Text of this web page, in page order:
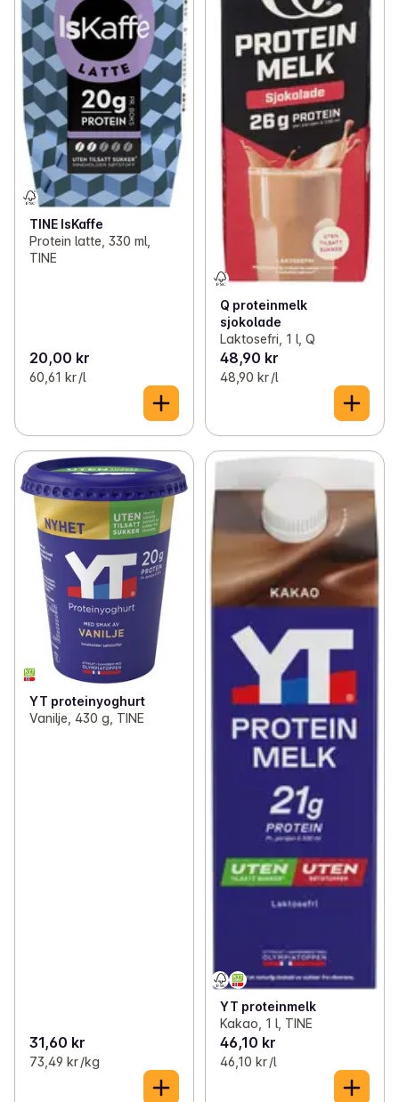
TINE IsKaffe
Protein latte, 330 ml,
TINE
20,00 kr
60,61 kr /l
Q proteinmelk
sjokolade
Laktosefri, 1 l, Q
48,90 kr
48,90 kr /l
YT proteinyoghurt
Vanilje, 430 g, TINE
31,60 kr
73,49 kr /kg
YT proteinmelk
Kakao, 1 l, TINE
46,10 kr
46,10 kr /l